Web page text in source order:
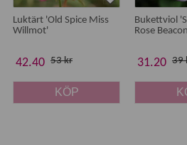
Luktärt 'Old Spice Miss
Willmot'
42.40 53 kr
KÖP
Bukettviol
Rose
31.20 39